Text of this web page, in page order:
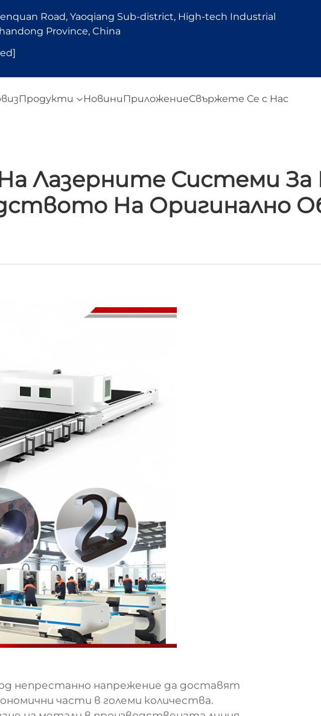
Road, Yaoqiang Sub-district, High-tech Industrial
Province, China
Продукти Новини ПриложениеСвържете Се с Нас
Лазерните Системи За
На Оригинално
непрестанно напрежение да доставят
части в големи количества.